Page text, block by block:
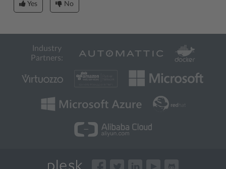
Yes No
Industry
Partners: